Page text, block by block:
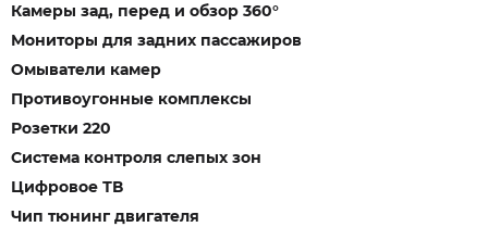
Камеры зад, перед и обзор 360°
Мониторы для задних пассажиров
Омыватели камер
Противоугонные комплексы
Розетки 220
Система контроля слепых зон
Цифровое ТВ
Чип тюнинг двигателя